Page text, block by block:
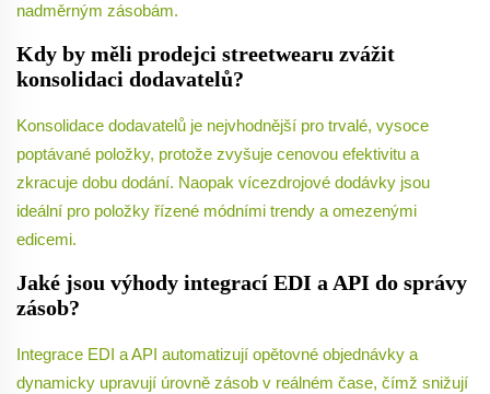
nadměrným zásobám.
Kdy by měli prodejci streetwearu zvážit
konsolidaci dodavatelů?
Konsolidace dodavatelů je nejvhodnější pro trvalé, vysoce
poptávané položky, protože zvyšuje cenovou efektivitu a
zkracuje dobu dodání. Naopak vícezdrojové dodávky jsou
ideální pro položky řízené módními trendy a omezenými
edicemi.
Jaké jsou výhody integrací EDI a API do správy
zásob?
Integrace EDI a API automatizují opětovné objednávky a
dynamicky upravují úrovně zásob v reálném čase, čímž snižují